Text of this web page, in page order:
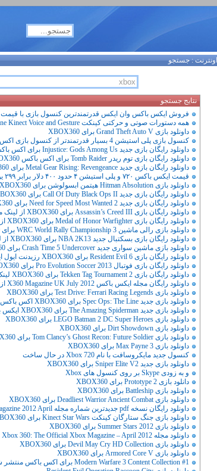
اونترنت:جستجو
نتایج جستجو
فروش ایکس باکس وان ایکس قدرتمندترین کنسول بازی با قیمت ۱ ترابایت ۴۹۹ دلار
همه دستورات صوتی و حرکتی کینکت Xbox One Kinect Voice and Gesture
داونلود بازی Grand Theft Auto V برای XBOX360
کنسول بازی پلی استیشن 4 بسیار قدرتمندتر از کنسول بازی اکس باکس وان
داونلود رایگان بازی جدید Injustice: Gods Among Us برای اکس باکس XBOX360
داونلود رایگان بازی توم ریدر Tomb Raider برای اکس باکس XBOX360
داونلود رایگان بازی جدید Metal Gear Rising: Revengeance برای XBOX360
قیمت ایکس باکس ۷۲۰ و پلی استیشن ۴ حدود ۴۰۰ دلار برابر ۲۹۹ یورو خواهد بود
داونلود بازی Hitman Absolution هیتمن ابسولوشن برای XBOX360
داونلود رایگان بازی جدید Call Of Duty Black Ops II برای XBOX360
داونلود رایگان بازی جدید Need for Speed Most Wanted 2 برای XBOX360
داونلود رایگان بازی Assassin’s Creed III برای XBOX360 از لینک مستقیم
داونلود رایگان بازی Medal of Honor Warfighter برای XBOX360 از لینک مستقیم
داونلود بازی رالی ماشین WRC World Rally Championship 3 برای XBOX360
داونلود رایگان بازی بسکتبال جدید NBA 2K13 برای XBOX360 از لینک مستقیم
داونلود بازی ماشین سواری جدید Crash Time 5 Undercover برای XBOX360
داونلود رایگان بازی Resident Evil 6 برای XBOX360 رزیدنت ایول ایکس باکس
داونلود رایگان بازی فوتبال Pro Evolution Soccer 2013 برای XBOX360
داونلود رایگان بازی Tekken Tag Tournament 2 برای XBOX360 لینک مستقیم
داونلود رایگان مجله ایکس باکس X360 Magazine UK July 2012 از لینک مستقیم
داونلود بازی Test Drive: Ferrari Racing Legends برای XBOX360
داونلود بازی جدید Spec Ops: The Line برای XBOX360 اکس باکس
داونلود بازی جدید The Amazing Spiderman برای XBOX360 ایکس باکس
داونلود بازی LEGO Batman 2 DC Super Heroes برای XBOX360
داونلود بازی Dirt Showdown برای XBOX360
داونلود بازی Tom Clancy’s Ghost Recon: Future Soldier برای XBOX360
داونلود بازی Max Payne 3 برای XBOX360
کنسول جدید مایکروسافت با نام Xbox 720 در حال ساخت
داونلود بازی جدید Sniper Elite V2 برای XBOX360
و به زودی Skype بر روی کنسول های Xbox
دانلود بازی Prototype 2 برای XBOX360
داونلود بازی Battleship برای XBOX360
داونلود بازی Deadliest Warrior Ancient Combat برای XBOX360
داونلود رایگان نسخه pdf جدیدترین شماره مجله ۳۶۰‌GAMER Magazine 2012 April
داونلود بازی جنگ ستارگان کینکت Kinect Star Wars برای XBOX360
داونلود بازی Summer Stars 2012 برای XBOX360
داونلود مجله Xbox 360: The Official Xbox Magazine – April 2012
داونلود بازی Devil May Cry HD Collection برای XBOX360
داونلود بازی Armored Core V برای XBOX360
Modern Warfare 3 Content Collection #1 برای اکس باکس منتشر شد